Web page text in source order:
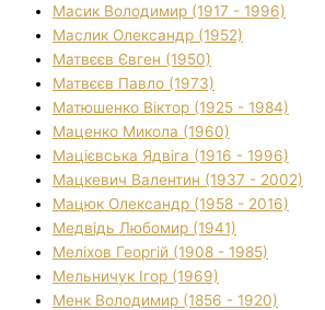
Масик Володимир (1917 - 1996)
Маслик Олександр (1952)
Матвєєв Євген (1950)
Матвєєв Павло (1973)
Матюшенко Віктор (1925 - 1984)
Маценко Микола (1960)
Мацієвська Ядвіга (1916 - 1996)
Мацкевич Валентин (1937 - 2002)
Мацюк Олександр (1958 - 2016)
Медвідь Любомир (1941)
Меліхов Георгій (1908 - 1985)
Мельничук Ігор (1969)
Менк Володимир (1856 - 1920)